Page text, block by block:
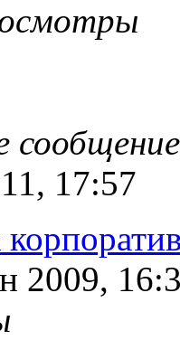
17:57
2009,